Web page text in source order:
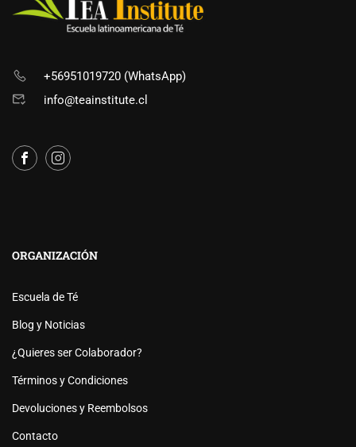
+56951019720 (WhatsApp)
info@teainstitute.cl
ORGANIZACIÓN
Escuela de Té
Blog y Noticias
¿Quieres ser Colaborador?
Términos y Condiciones
Devoluciones y Reembolsos
Contacto